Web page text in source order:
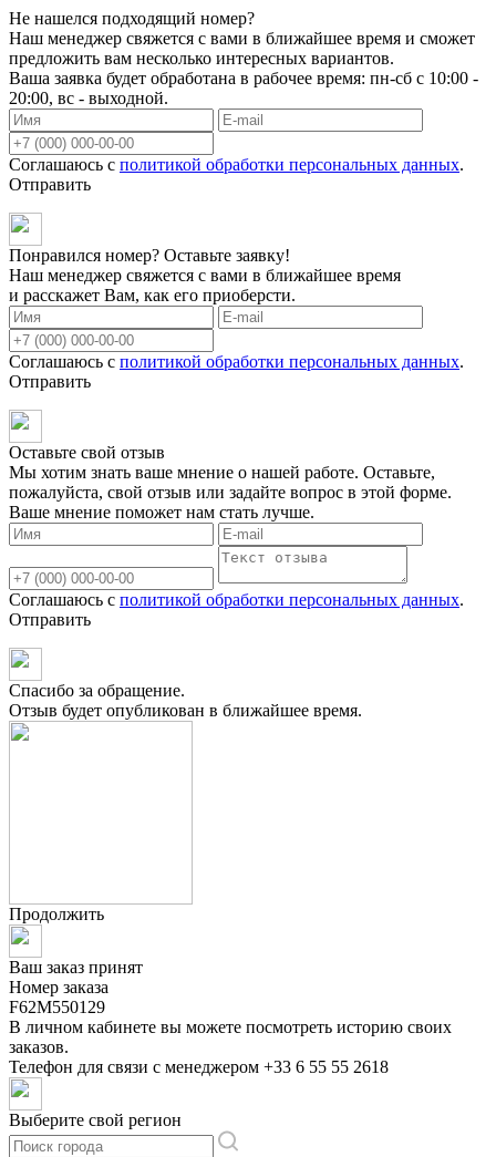
Не нашелся подходящий номер?
Наш менеджер свяжется с вами в ближайшее время и сможет
предложить вам несколько интересных вариантов.
Ваша заявка будет обработана в рабочее время: пн-сб с 10:00 -
20:00, вс - выходной.
Соглашаюсь с политикой обработки персональных данных.
Отправить
Понравился номер? Оставьте заявку!
Наш менеджер свяжется с вами в ближайшее время
и расскажет Вам, как его приоберсти.
Соглашаюсь с политикой обработки персональных данных.
Отправить
Оставьте свой отзыв
Мы хотим знать ваше мнение о нашей работе. Оставьте,
пожалуйста, свой отзыв или задайте вопрос в этой форме.
Ваше мнение поможет нам стать лучше.
Соглашаюсь с политикой обработки персональных данных.
Отправить
Спасибо за обращение.
Отзыв будет опубликован в ближайшее время.
Продолжить
Ваш заказ принят
Номер заказа
F62M550129
В личном кабинете вы можете посмотреть историю своих
заказов.
Телефон для связи с менеджером +33 6 55 55 2618
Выберите свой регион